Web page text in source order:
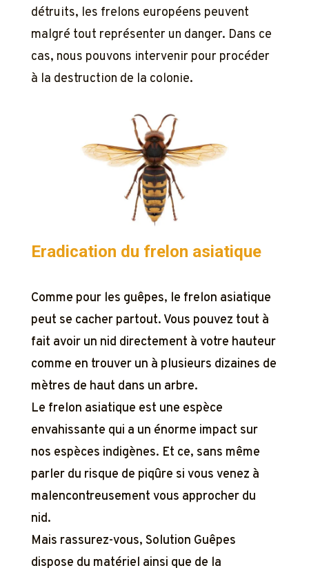
détruits, les frelons européens peuvent
malgré tout représenter un danger. Dans ce
cas, nous pouvons intervenir pour procéder
à la destruction de la colonie.
Eradication du frelon asiatique
Comme pour les guêpes, le frelon asiatique
peut se cacher partout. Vous pouvez tout à
fait avoir un nid directement à votre hauteur
comme en trouver un à plusieurs dizaines de
mètres de haut dans un arbre.
Le frelon asiatique est une espèce
envahissante qui a un énorme impact sur
nos espèces indigènes. Et ce, sans même
parler du risque de piqûre si vous venez à
malencontreusement vous approcher du
nid.
Mais rassurez-vous, Solution Guêpes
dispose du matériel ainsi que de la